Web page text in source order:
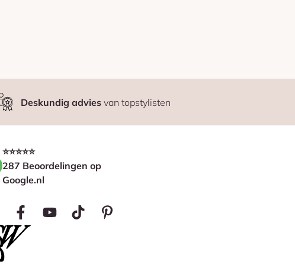
Deskundig advies van topstylisten
⭐⭐⭐⭐⭐
287 Beoordelingen op
Google.nl